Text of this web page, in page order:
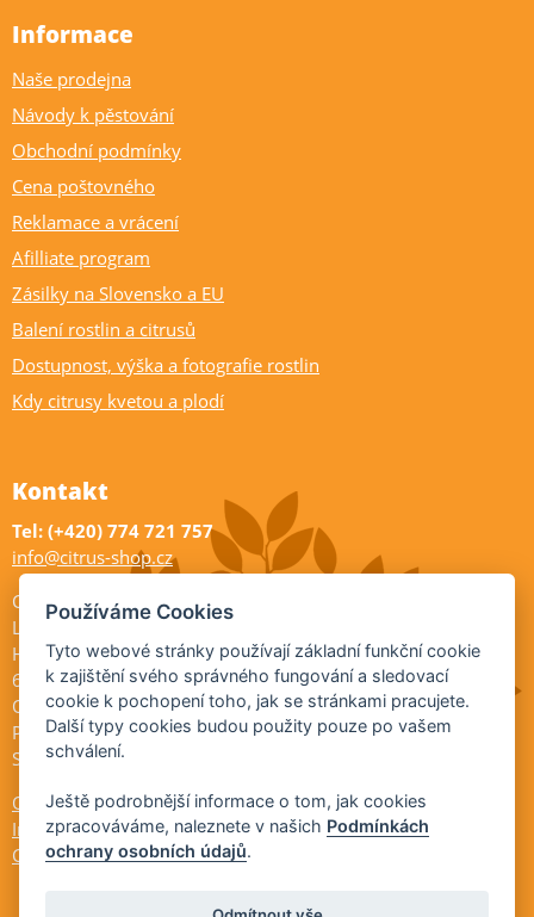
Informace
Naše prodejna
Návody k pěstování
Obchodní podmínky
Cena poštovného
Reklamace a vrácení
Afilliate program
Zásilky na Slovensko a EU
Balení rostlin a citrusů
Dostupnost, výška a fotografie rostlin
Kdy citrusy kvetou a plodí
Kontakt
Tel: (+420) 774 721 757
info@citrus-shop.cz
Citrus shop zahradnictví
Legionářů 2
Hodonín
695 01
Otevřeno:
Po-Pá 9-17
So 9-11:30
Ochrana osobních údajů
Informace ÚKZÚZ
Cookies
Používáme Cookies
Tyto webové stránky používají základní funkční cookie
k zajištění svého správného fungování a sledovací
cookie k pochopení toho, jak se stránkami pracujete.
Další typy cookies budou použity pouze po vašem
schválení.
Ještě podrobnější informace o tom, jak cookies
zpracováváme, naleznete v našich Podmínkách
ochrany osobních údajů.